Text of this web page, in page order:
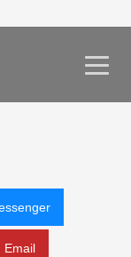
Email